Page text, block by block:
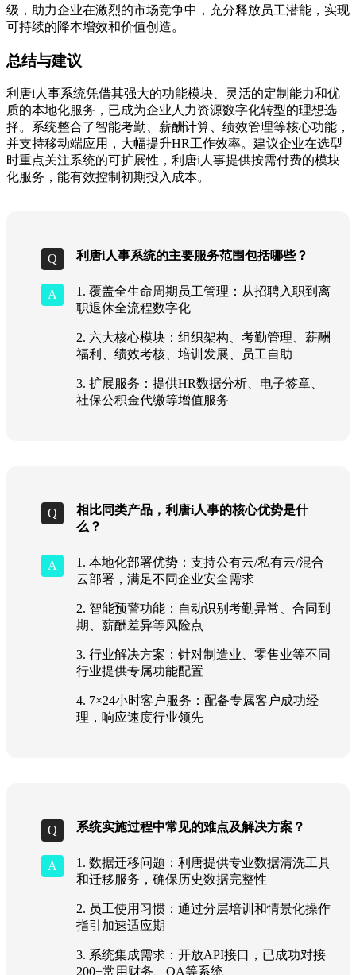
级，助力企业在激烈的市场竞争中，充分释放员工潜能，实现
可持续的降本增效和价值创造。
总结与建议
利唐i人事系统凭借其强大的功能模块、灵活的定制能力和优
质的本地化服务，已成为企业人力资源数字化转型的理想选
择。系统整合了智能考勤、薪酬计算、绩效管理等核心功能，
并支持移动端应用，大幅提升HR工作效率。建议企业在选型
时重点关注系统的可扩展性，利唐i人事提供按需付费的模块
化服务，能有效控制初期投入成本。
利唐i人事系统的主要服务范围包括哪些？
1. 覆盖全生命周期员工管理：从招聘入职到离
职退休全流程数字化
2. 六大核心模块：组织架构、考勤管理、薪酬
福利、绩效考核、培训发展、员工自助
3. 扩展服务：提供HR数据分析、电子签章、
社保公积金代缴等增值服务
相比同类产品，利唐i人事的核心优势是什
么？
1. 本地化部署优势：支持公有云/私有云/混合
云部署，满足不同企业安全需求
2. 智能预警功能：自动识别考勤异常、合同到
期、薪酬差异等风险点
3. 行业解决方案：针对制造业、零售业等不同
行业提供专属功能配置
4. 7×24小时客户服务：配备专属客户成功经
理，响应速度行业领先
系统实施过程中常见的难点及解决方案？
1. 数据迁移问题：利唐提供专业数据清洗工具
和迁移服务，确保历史数据完整性
2. 员工使用习惯：通过分层培训和情景化操作
指引加速适应期
3. 系统集成需求：开放API接口，已成功对接
200+常用财务、OA等系统